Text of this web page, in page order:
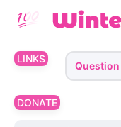
LINKS
Question
DONATE